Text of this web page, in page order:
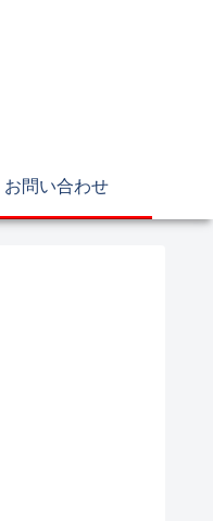
お問い合わせ